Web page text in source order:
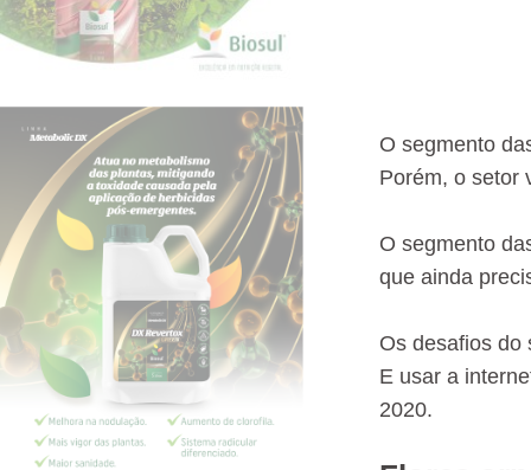
O segmento
Porém, o setor
O segmento
que ainda
Os desafios do
E usar a
2020.